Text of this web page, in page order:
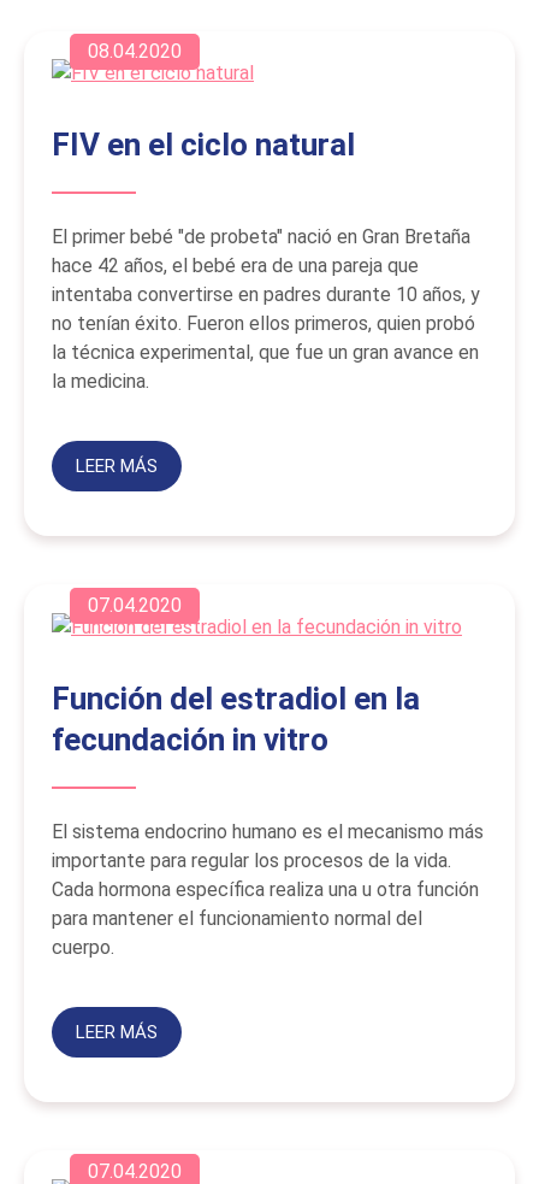
08.04.2020
FIV en el ciclo natural
El primer bebé "de probeta" nació en Gran Bretaña
hace 42 años, el bebé era de una pareja que
intentaba convertirse en padres durante 10 años, y
no tenían éxito. Fueron ellos primeros, quien probó
la técnica experimental, que fue un gran avance en
la medicina.
LEER MÁS
07.04.2020
Función del estradiol en la
fecundación in vitro
El sistema endocrino humano es el mecanismo más
importante para regular los procesos de la vida.
Cada hormona específica realiza una u otra función
para mantener el funcionamiento normal del
cuerpo.
LEER MÁS
07.04.2020